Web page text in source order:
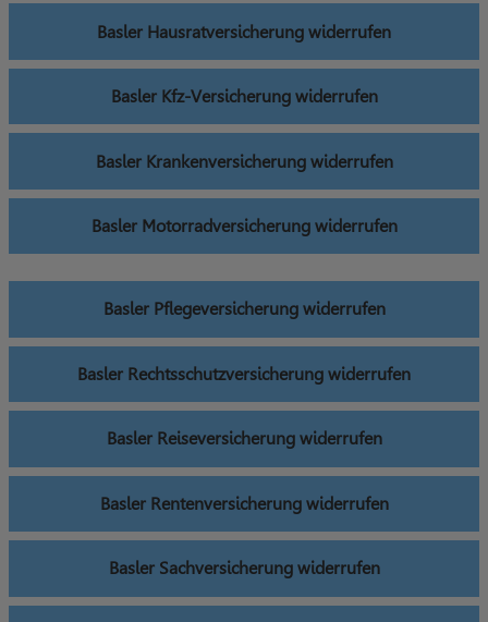
Basler Hausratversicherung widerrufen
Basler Kfz-Versicherung widerrufen
Basler Krankenversicherung widerrufen
Basler Motorradversicherung widerrufen
Basler Pflegeversicherung widerrufen
Basler Rechtsschutzversicherung widerrufen
Basler Reiseversicherung widerrufen
Basler Rentenversicherung widerrufen
Basler Sachversicherung widerrufen